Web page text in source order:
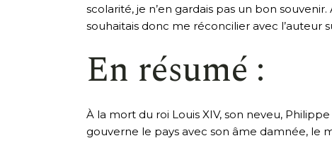
scolarité, je n’en gardais pas un bon
souhaitais donc me réconcilier avec l’auteur
En résumé :
À la mort du roi Louis XIV, son neveu,
gouverne le pays avec son âme damnée, le